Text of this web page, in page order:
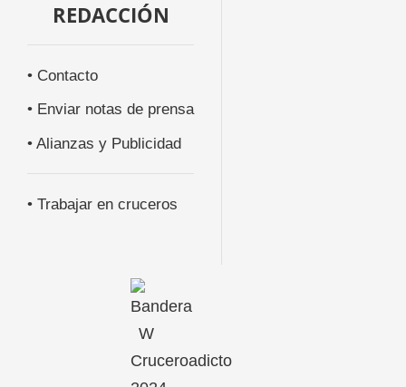
REDACCIÓN
• Contacto
• Enviar notas de prensa
• Alianzas y Publicidad
• Trabajar en cruceros